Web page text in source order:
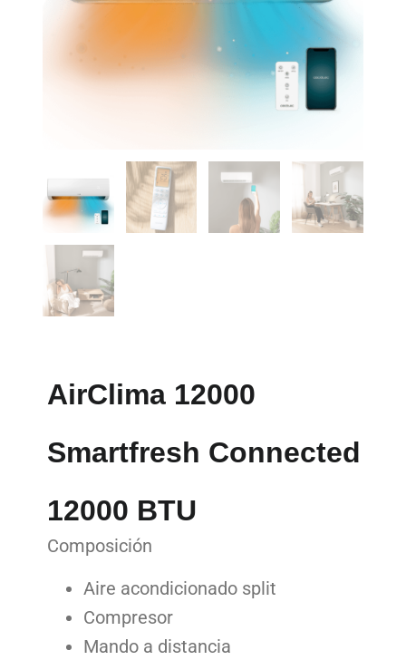
AirClima 12000
Smartfresh Connected
12000 BTU
Composición
Aire acondicionado split
Compresor
Mando a distancia